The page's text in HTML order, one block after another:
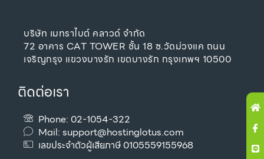
บริษัท เมทราไบต์ คลาวด์ จำกัด
72 อาคาร CAT TOWER ชั้น 18 ซ.วัดม่วงแค ถนน
เจริญกรุง แขวงบางรัก เขตบางรัก กรุงเทพฯ 10500
ติดต่อเรา
Phone: 02-1054-322
Mail: support@hostinglotus.com
เลขประจำตัวผู้เสียภาษี 0105559155968